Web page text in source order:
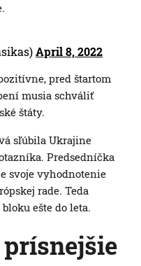
April 8, 2022
pred štartom
musia schváliť
štáty.
sľúbila Ukrajine
Predsedníčka
svoje vyhodnotenie
rade. Teda
ešte do leta.